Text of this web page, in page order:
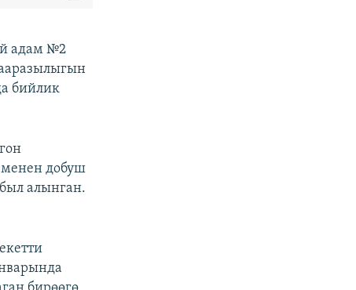
адам №2
бийлик
менен добуш
алынган.